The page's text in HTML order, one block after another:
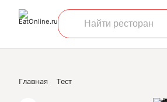
Главная Тест